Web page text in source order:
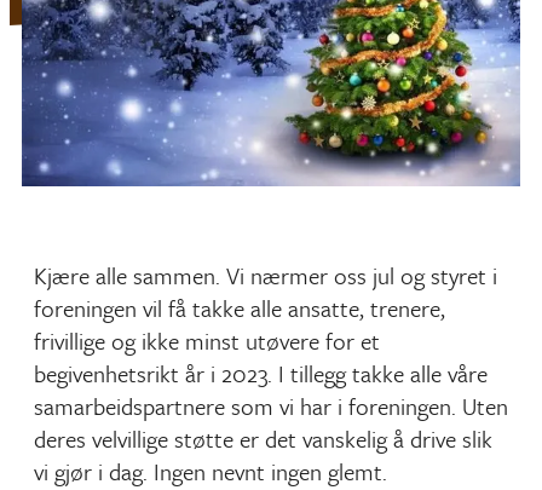
Kjære alle sammen. Vi nærmer oss jul og styret i
foreningen vil få takke alle ansatte, trenere,
frivillige og ikke minst utøvere for et
begivenhetsrikt år i 2023. I tillegg takke alle våre
samarbeidspartnere som vi har i foreningen. Uten
deres velvillige støtte er det vanskelig å drive slik
vi gjør i dag. Ingen nevnt ingen glemt.